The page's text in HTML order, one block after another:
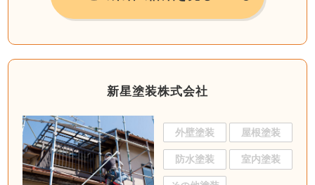
新星塗装株式会社
外壁塗装 屋根塗装
防水塗装 室内塗装